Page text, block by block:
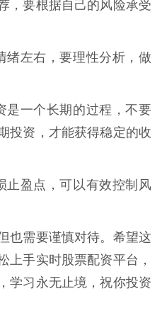
，要根据自己的风险承受
绪左右，要理性分析，做
是一个长期的过程，不要
投资，才能获得稳定的收
止盈点，可以有效控制风
也需要谨慎对待。希望这
上手实时股票配资平台，
学习永无止境，祝你投资